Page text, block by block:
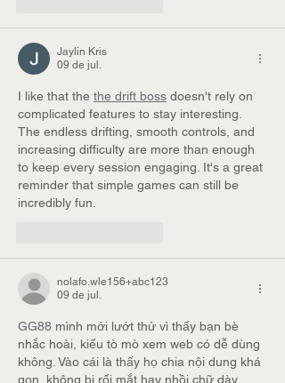
Jaylin Kris
09 de jul.
I like that the the drift boss doesn't rely on
complicated features to stay interesting.
The endless drifting, smooth controls, and
increasing difficulty are more than enough
to keep every session engaging. It's a great
reminder that simple games can still be
incredibly fun.
nolafo.wle156+abc123
09 de jul.
GG88 mình mới lướt thử vì thấy bạn bè
nhắc hoài, kiểu tò mò xem web có dễ dùng
không. Vào cái là thấy họ chia nội dung khá
gọn, không bị rối mắt hay nhồi chữ dày